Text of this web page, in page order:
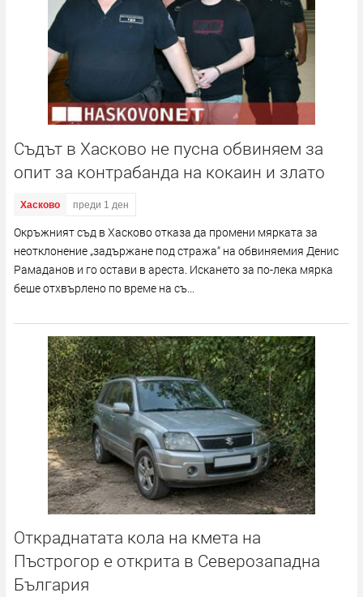
Съдът в Хасково не пусна обвиняем за
опит за контрабанда на кокаин и злато
Хасково преди 1 ден
Окръжният съд в Хасково отказа да промени мярката за
неотклонение „задържане под стража“ на обвиняемия Денис
Рамаданов и го остави в ареста. Искането за по-лека мярка
беше отхвърлено по време на съ...
Откраднатата кола на кмета на
Пъстрогор е открита в Северозападна
България